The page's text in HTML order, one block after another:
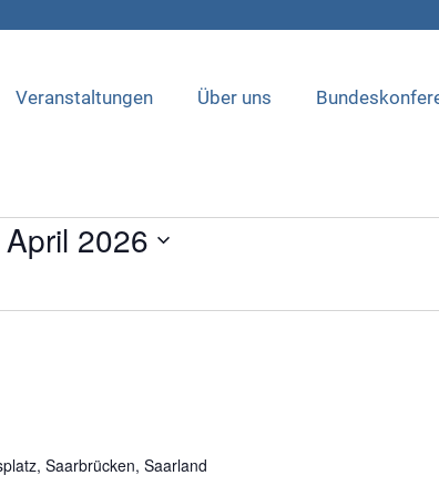
Veranstaltungen Über uns
2026
Saarbrücken, Saarland